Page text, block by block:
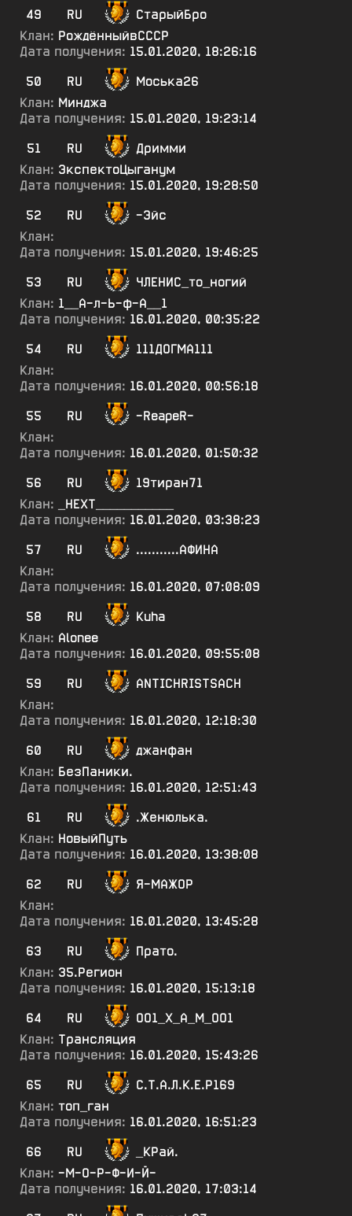
49
RU
СтарыйБро
Клан: РождённыйвСССР
Дата получения: 15.01.2020, 18:26:16
50
RU
Моська26
Клан: Минджа
Дата получения: 15.01.2020, 19:23:14
51
RU
Дримми
Клан: ЭкспектоЦыганум
Дата получения: 15.01.2020, 19:28:50
52
RU
-Эйс
Клан:
Дата получения: 15.01.2020, 19:46:25
53
RU
ЧЛЕНИС_то_ногий
Клан: 1__А-л-Ь-ф-А__1
Дата получения: 16.01.2020, 00:35:22
54
RU
111ДОГМА111
Клан:
Дата получения: 16.01.2020, 00:56:18
55
RU
-ReapeR-
Клан:
Дата получения: 16.01.2020, 01:50:32
56
RU
19тиран71
Клан:
_НЕХТ___________
Дата получения: 16.01.2020, 03:38:23
57
RU
...........АФИНА
Клан:
Дата получения: 16.01.2020, 07:08:09
58
RU
Kuha
Клан: Alonee
Дата получения: 16.01.2020, 09:55:08
59
RU
ANTICHRISTSACH
Клан:
Дата получения: 16.01.2020, 12:18:30
60
RU
джанфан
Клан: БезПаники.
Дата получения: 16.01.2020, 12:51:43
61
RU
.Женюлька.
Клан: НовыйПуть
Дата получения: 16.01.2020, 13:38:08
62
RU
Я-МАЖОР
Клан:
Дата получения: 16.01.2020, 13:45:28
63
RU
Прато.
Клан: 35.Регион
Дата получения: 16.01.2020, 15:13:18
64
RU
ОО1_Х_А_М_ОО1
Клан: Трансляция
Дата получения: 16.01.2020, 15:43:26
65
RU
С.Т.А.Л.К.Е.Р169
Клан: топ_ган
Дата получения: 16.01.2020, 16:51:23
66
RU
_КРай.
Клан: -М-О-Р-Ф-И-Й-
Дата получения: 16.01.2020, 17:03:14